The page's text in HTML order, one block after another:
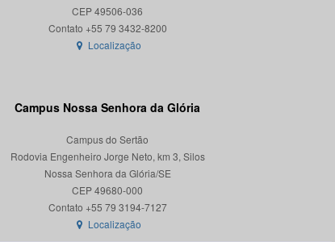
CEP 49506-036
Localização
Campus Nossa Senhora da Glória
Campus do Sertão
Rodovia Engenheiro Jorge Neto, km 3, Silos
Nossa Senhora da Glória/SE
CEP 49680-000
Contato +55 79 3194-7127
Localização